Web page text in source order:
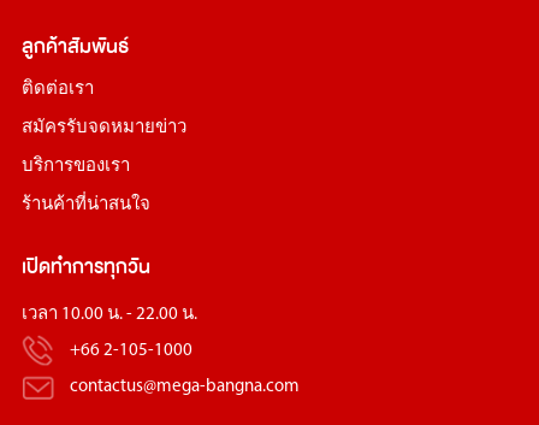
ลูกค้าสัมพันธ์
ติดต่อเรา
สมัครรับจดหมายข่าว
บริการของเรา
ร้านค้าที่น่าสนใจ
เปิดทำการทุกวัน
เวลา 10.00 น. - 22.00 น.
+66 2-105-1000
contactus@mega-bangna.com